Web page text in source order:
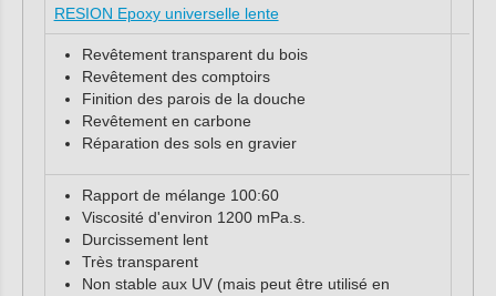
RESION Epoxy universelle lente
Revêtement transparent du bois
Revêtement des comptoirs
Finition des parois de la douche
Revêtement en carbone
Réparation des sols en gravier
Rapport de mélange 100:60
Viscosité d'environ 1200 mPa.s.
Durcissement lent
Très transparent
Non stable aux UV (mais peut être utilisé en